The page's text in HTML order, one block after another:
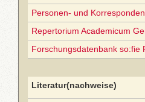
Personen- und
Repertorium Academicum
Forschungsdatenbank so:fie
Literatur(nachweise)